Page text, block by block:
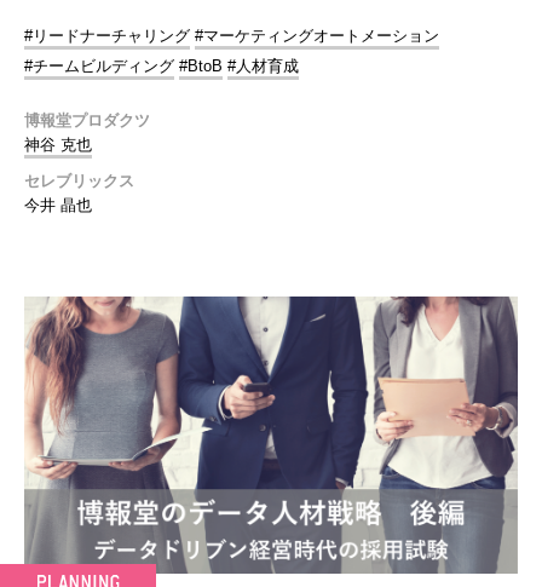
#リードナーチャリング #マーケティングオートメーション
#チームビルディング #BtoB #人材育成
博報堂プロダクツ
神谷 克也
セレブリックス
今井 晶也